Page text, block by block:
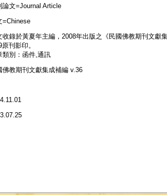
論文=Journal Article
=Chinese
收錄於黃夏年主編，2008年出版之《民國佛教期刊文獻
刊影印。
類別：函件,通訊
佛教期刊文獻集成補編 v.36